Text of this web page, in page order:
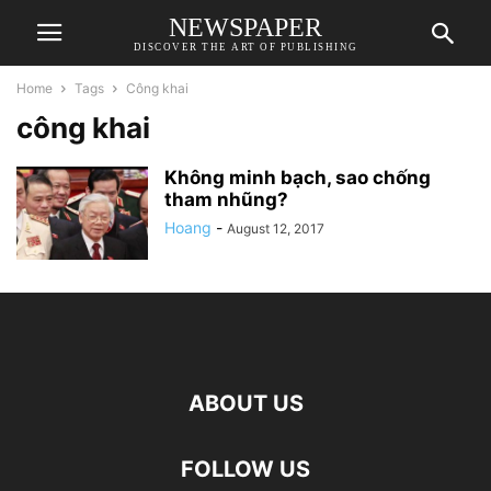
NEWSPAPER
DISCOVER THE ART OF PUBLISHING
Home Tags Công khai
công khai
Không minh bạch, sao chống
tham nhũng?
Hoang - August 12, 2017
ABOUT US
FOLLOW US